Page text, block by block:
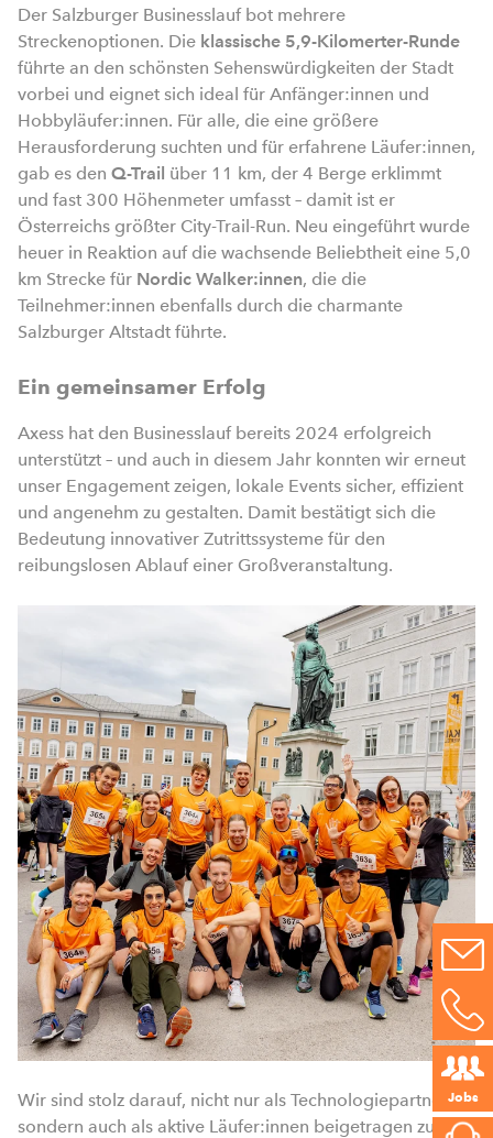
Jobs
Der Salzburger Businesslauf bot mehrere
Streckenoptionen. Die klassische 5,9-Kilomerter-Runde
führte an den schönsten Sehenswürdigkeiten der Stadt
vorbei und eignet sich ideal für Anfänger:innen und
Hobbyläufer:innen. Für alle, die eine größere
Herausforderung suchten und für erfahrene Läufer:innen,
gab es den Q-Trail über 11 km, der 4 Berge erklimmt
und fast 300 Höhenmeter umfasst – damit ist er
Österreichs größter City-Trail-Run. Neu eingeführt wurde
heuer in Reaktion auf die wachsende Beliebtheit eine 5,0
km Strecke für Nordic Walker:innen, die die
Teilnehmer:innen ebenfalls durch die charmante
Salzburger Altstadt führte.
Ein gemeinsamer Erfolg
Axess hat den Businesslauf bereits 2024 erfolgreich
unterstützt – und auch in diesem Jahr konnten wir erneut
unser Engagement zeigen, lokale Events sicher, effizient
und angenehm zu gestalten. Damit bestätigt sich die
Bedeutung innovativer Zutrittssysteme für den
reibungslosen Ablauf einer Großveranstaltung.
Wir sind stolz darauf, nicht nur als Technologiepartner,
sondern auch als aktive Läufer:innen beigetragen zu